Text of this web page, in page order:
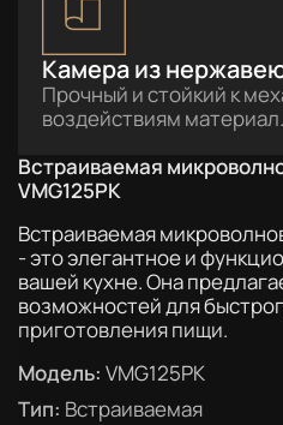
Камера из
Прочный и стойкий к
воздействиям материал.
Встраиваемая
VMG125PK
Встраиваемая
- это элегантное и
вашей кухне. Она
возможностей для
приготовления пищи.
Модель: VMG125PK
Тип: Встраиваемая